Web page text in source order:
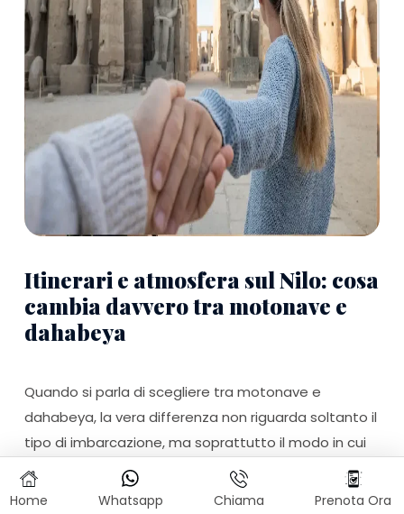
Itinerari e atmosfera sul Nilo: cosa
cambia davvero tra motonave e
dahabeya
Quando si parla di scegliere tra motonave e
dahabeya, la vera differenza non riguarda soltanto il
tipo di imbarcazione, ma soprattutto il modo in cui
vivrai il viaggio sul Nilo. Ritmo della navigazione,
atmosfera a bordo, tipo di escursioni ed emozioni
Home Whatsapp Chiama Prenota Ora